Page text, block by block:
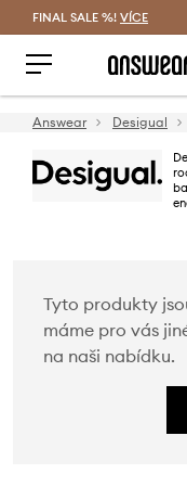
FINAL SALE %! VÍCE
Answear Desigual
Tyto produkty
máme pro vás
na naši nabídku.